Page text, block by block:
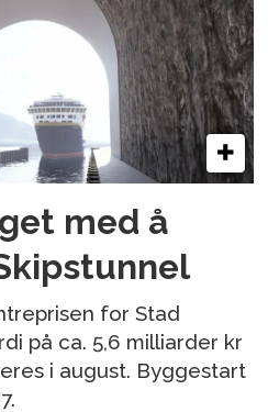
med å
for Stad
på ca. 5,6 milliarder kr
i august. Byggestart